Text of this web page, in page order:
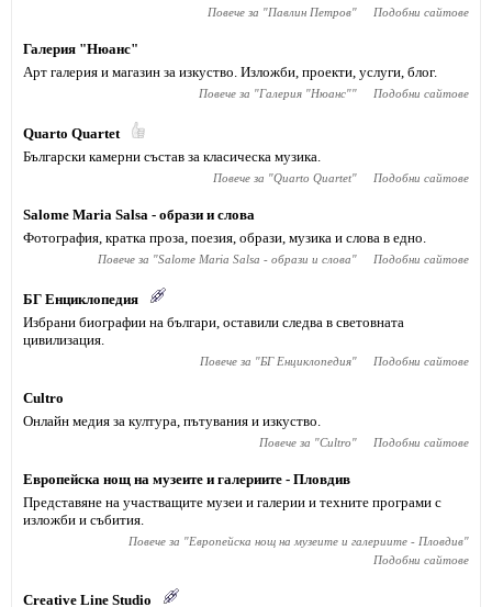
Повече за "Павлин Петров" Подобни сайтове
Галерия "Нюанс"
Арт галерия и магазин за изкуство. Изложби, проекти, услуги, блог.
Повече за "Галерия "Нюанс"" Подобни сайтове
Quarto Quartet
Български камерни състав за класическа музика.
Повече за "Quarto Quartet" Подобни сайтове
Salome Maria Salsa - образи и слова
Фотография, кратка проза, поезия, образи, музика и слова в едно.
Повече за "Salome Maria Salsa - образи и слова" Подобни сайтове
БГ Енциклопедия
Избрани биографии на българи, оставили следва в световната
цивилизация.
Повече за "БГ Енциклопедия" Подобни сайтове
Cultro
Онлайн медия за култура, пътувания и изкуство.
Повече за "Cultro" Подобни сайтове
Европейска нощ на музеите и галериите - Пловдив
Представяне на участващите музеи и галерии и техните програми с
изложби и събития.
Повече за "Европейска нощ на музеите и галериите - Пловдив"
Подобни сайтове
Creative Line Studio